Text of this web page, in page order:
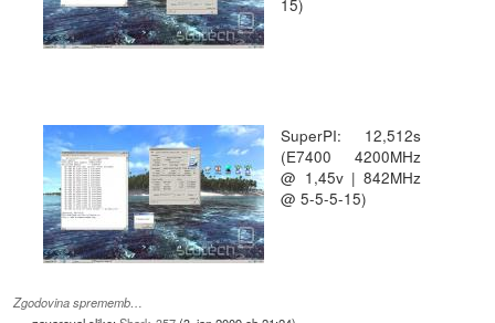
SuperPI: 12,512s
(E7400 4200MHz
@ 1,45v | 842MHz
@ 5-5-5-15)
Zgodovina sprememb…